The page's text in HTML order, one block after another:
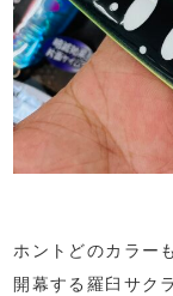
ホントどのカラー
開幕する羅臼サク